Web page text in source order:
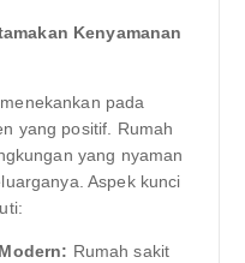
Kenyamanan
pada
yang positif. Rumah
yang nyaman
Aspek kunci
Rumah sakit